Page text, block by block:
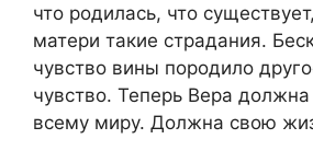
что родилась, что
матери такие страдания.
чувство вины породило
чувство. Теперь Вера
всему миру. Должна свою